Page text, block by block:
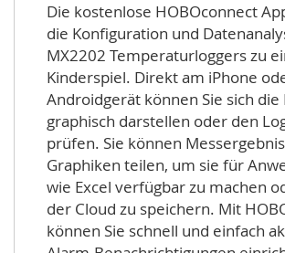
Die kostenlose HOBOconnect
die Konfiguration und
MX2202 Temperaturloggers zu
Kinderspiel. Direkt am iPhone
Androidgerät können Sie sich die
graphisch darstellen oder den
prüfen. Sie können
Graphiken teilen, um sie für
wie Excel verfügbar zu machen
der Cloud zu speichern. Mit
können Sie schnell und einfach